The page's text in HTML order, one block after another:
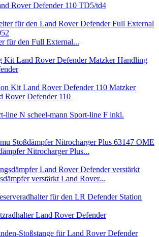
Rover Defender 110 TD5/td4
für den Full External...
Matzker Handling
Matzker
Rover Defender 110
scheel-mann Sport-line F inkl.
OME
Nitrocharger Plus...
verstärkt Land Rover...
Land Rover Defender